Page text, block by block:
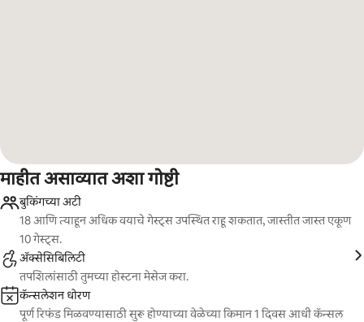
माहीत असाव्यात अशा गोष्टी
बुकिंगच्या अटी
18 आणि त्याहून अधिक वयाचे गेस्ट्स उपस्थित राहू शकतात, जास्तीत जास्त एकूण
10 गेस्ट्स.
ॲक्सेसिबिलिटी
तपशिलांसाठी तुमच्या होस्टना मेसेज करा.
कॅन्सलेशन धोरण
पूर्ण रिफंड मिळवण्यासाठी सुरू होण्याच्या वेळेच्या किमान 1 दिवस आधी कॅन्सल